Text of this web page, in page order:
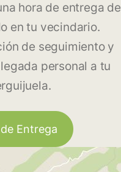
hora de entrega de
en tu vecindario.
de seguimiento y
personal a tu
Entrega